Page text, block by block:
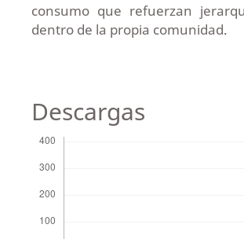
consumo que refuerzan
dentro de la propia comunidad.
Descargas